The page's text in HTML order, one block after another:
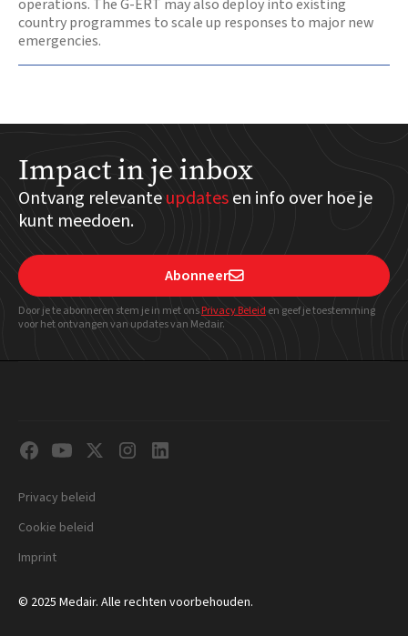
operations. The G-ERT may also deploy into existing
country programmes to scale up responses to major new
emergencies.
Impact in je inbox
Ontvang relevanteupdatesen info over hoe je
kunt meedoen.
Abonneer
Door je te abonneren stem je in met onsPrivacy Beleid en geefje toestemming
voor het ontvangen van updates van Medair.
© 2025 Medair. Alle rechten voorbehouden.
Privacy beleid
Cookie beleid
Imprint